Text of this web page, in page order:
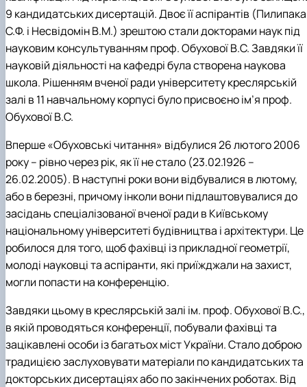
9 кандидатських дисертацій. Двоє її аспірантів (Пилипака
С.Ф. і Несвідомін В.М.) зрештою стали докторами наук під
науковим консультуванням проф. Обухової В.С. Завдяки її
науковій діяльності на кафедрі була створена наукова
школа. Рішенням вченої ради університету креслярській
залі в 11 навчальному корпусі було присвоєно ім’я проф.
Обухової В.С.
Вперше «Обуховські читання» відбулися 26 лютого 2006
року – рівно через рік, як її не стало (23.02.1926 –
26.02.2005). В наступні роки вони відбувалися в лютому,
або в березні, причому інколи вони підлаштовувалися до
засідань спеціалізованої вченої ради в Київському
національному університеті будівництва і архітектури. Це
робилося для того, щоб фахівці із прикладної геометрії,
молоді науковці та аспіранти, які приїжджали на захист,
могли попасти на конференцію.
Завдяки цьому в креслярській залі ім. проф. Обухової В.С.,
в якій проводяться конференції, побували фахівці та
зацікавлені особи із багатьох міст України. Стало доброю
традицією заслуховувати матеріали по кандидатських та
докторських дисертаціях або по закінчених роботах. Від